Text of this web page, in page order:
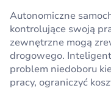
Autonomiczne
kontrolujące swoją
zewnętrzne mogą
drogowego.
problem niedoboru
pracy, ograniczyć